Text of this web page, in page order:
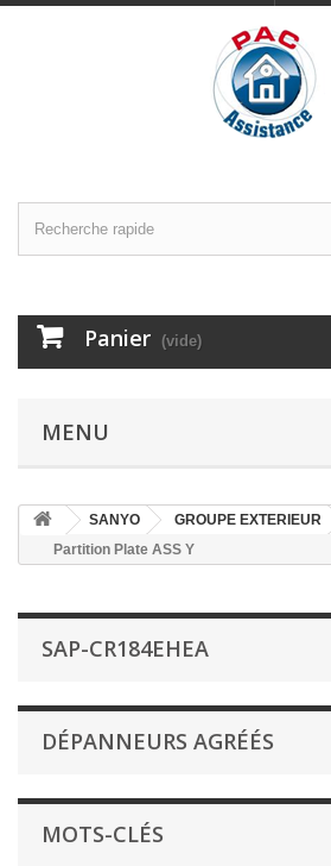
Panier (vide)
MENU
SANYO GROUPE EXTERIEUR
Partition Plate ASS Y
SAP-CR184EHEA
DÉPANNEURS AGRÉÉS
MOTS-CLÉS